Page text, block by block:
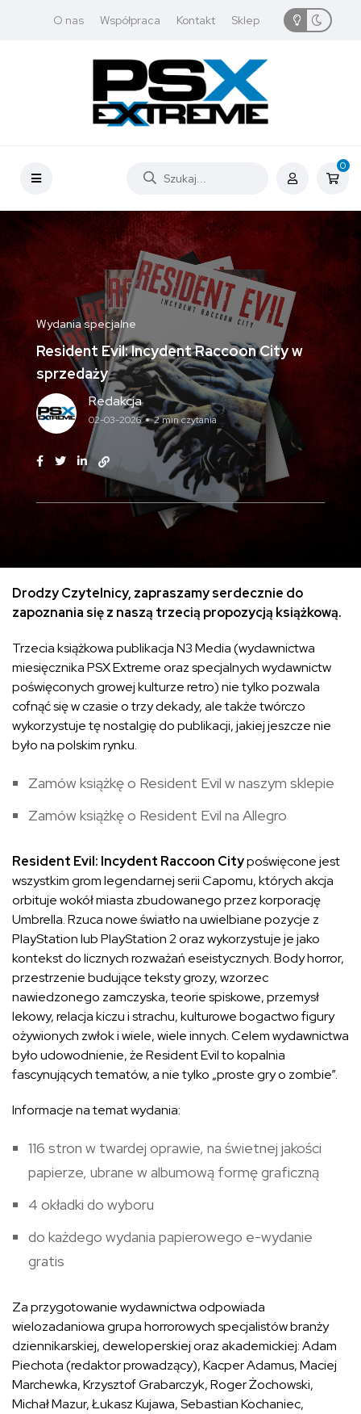
O nas Współpraca Kontakt Sklep
0
Wydania specjalne
Resident Evil: Incydent Raccoon City w
sprzedaży
Redakcja
02-03-2026 2 min czytania
Drodzy Czytelnicy, zapraszamy serdecznie do
zapoznania się z naszą trzecią propozycją książkową.
Trzecia książkowa publikacja N3 Media (wydawnictwa
miesięcznika PSX Extreme oraz specjalnych wydawnictw
poświęconych growej kulturze retro) nie tylko pozwala
cofnąć się w czasie o trzy dekady, ale także twórczo
wykorzystuje tę nostalgię do publikacji, jakiej jeszcze nie
było na polskim rynku.
Zamów książkę o Resident Evil w naszym sklepie
Zamów książkę o Resident Evil na Allegro
Resident Evil: Incydent Raccoon Citypoświęcone jest
wszystkim grom legendarnej serii Capomu, których akcja
orbituje wokół miasta zbudowanego przez korporację
Umbrella. Rzuca nowe światło na uwielbiane pozycje z
PlayStation lub PlayStation 2 oraz wykorzystuje je jako
kontekst do licznych rozważań eseistycznych. Body horror,
przestrzenie budujące teksty grozy, wzorzec
nawiedzonego zamczyska, teorie spiskowe, przemysł
lekowy, relacja kiczu i strachu, kulturowe bogactwo figury
ożywionych zwłok i wiele, wiele innych. Celem wydawnictwa
było udowodnienie, że Resident Evil to kopalnia
fascynujących tematów, a nie tylko „proste gry o zombie”.
Informacje na temat wydania:
116 stron w twardej oprawie, na świetnej jakości
papierze, ubrane w albumową formę graficzną
4 okładki do wyboru
do każdego wydania papierowego e-wydanie
gratis
Za przygotowanie wydawnictwa odpowiada
wielozadaniowa grupa horrorowych specjalistów branży
dziennikarskiej, deweloperskiej oraz akademickiej: Adam
Piechota (redaktor prowadzący), Kacper Adamus, Maciej
Marchewka, Krzysztof Grabarczyk, Roger Żochowski,
Michał Mazur, Łukasz Kujawa, Sebastian Kochaniec,